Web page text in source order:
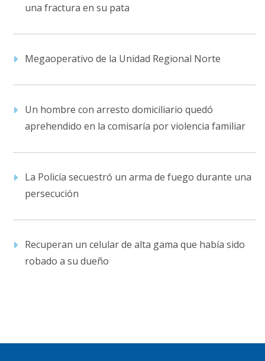
una fractura en su pata
Megaoperativo de la Unidad Regional Norte
Un hombre con arresto domiciliario quedó
aprehendido en la comisaría por violencia familiar
La Policía secuestró un arma de fuego durante una
persecución
Recuperan un celular de alta gama que había sido
robado a su dueño